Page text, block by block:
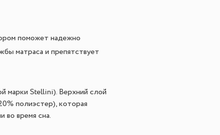
поможет надежно
матраса и препятствует
марки Stellini). Верхний слой
полиэстер), которая
во время сна.